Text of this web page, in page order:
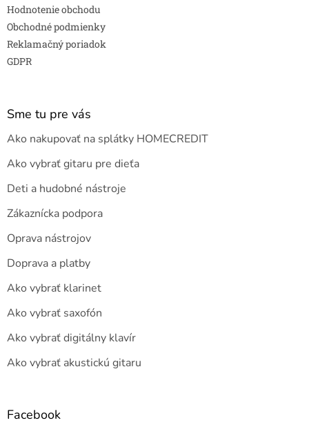
Hodnotenie obchodu
Obchodné podmienky
Reklamačný poriadok
GDPR
Sme tu pre vás
Ako nakupovať na splátky HOMECREDIT
Ako vybrať gitaru pre dieťa
Deti a hudobné nástroje
Zákaznícka podpora
Oprava nástrojov
Doprava a platby
Ako vybrať klarinet
Ako vybrať saxofón
Ako vybrať digitálny klavír
Ako vybrať akustickú gitaru
Facebook